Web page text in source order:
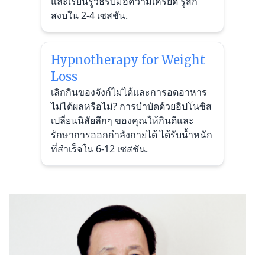
สงบใน 2-4 เซสชัน.
Hypnotherapy for Weight
Loss
เลิกกินของจังก์ไม่ได้และการอดอาหาร
ไม่ได้ผลหรือไม่? การบำบัดด้วยฮิปโนซิส
เปลี่ยนนิสัยลึกๆ ของคุณให้กินดีและ
รักษาการออกกำลังกายได้ ได้รับน้ำหนัก
ที่สำเร็จใน 6-12 เซสชัน.